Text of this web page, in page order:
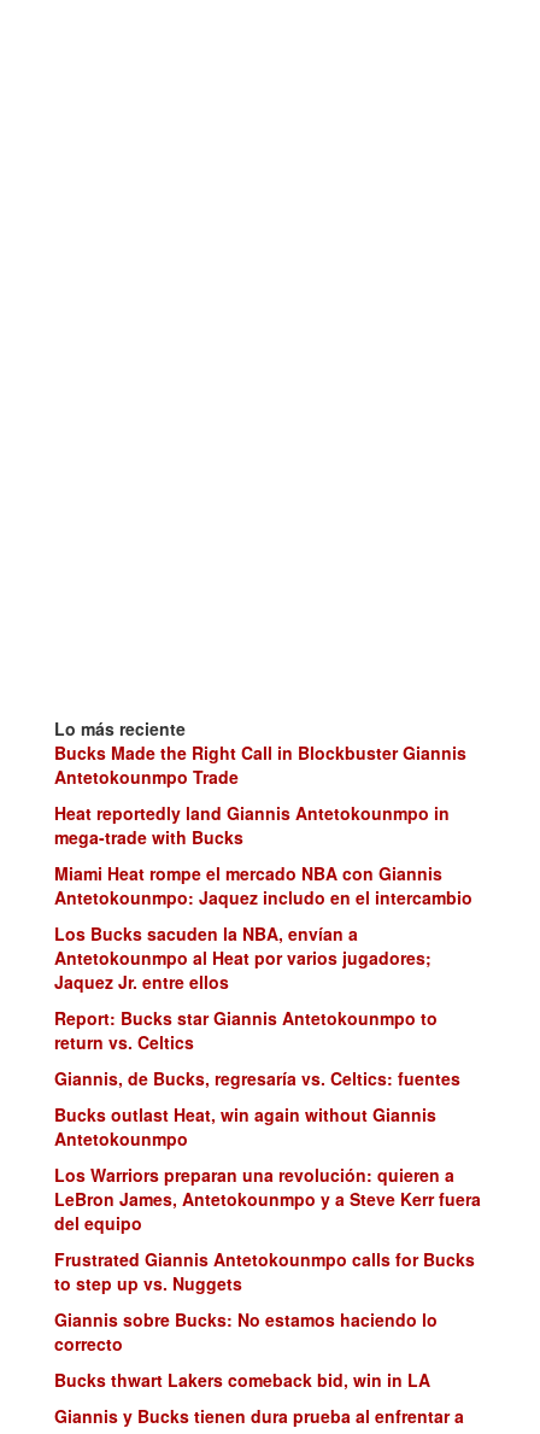
Lo más reciente
Bucks Made the Right Call in Blockbuster Giannis
Antetokounmpo Trade
Heat reportedly land Giannis Antetokounmpo in
mega-trade with Bucks
Miami Heat rompe el mercado NBA con Giannis
Antetokounmpo: Jaquez includo en el intercambio
Los Bucks sacuden la NBA, envían a
Antetokounmpo al Heat por varios jugadores;
Jaquez Jr. entre ellos
Report: Bucks star Giannis Antetokounmpo to
return vs. Celtics
Giannis, de Bucks, regresaría vs. Celtics: fuentes
Bucks outlast Heat, win again without Giannis
Antetokounmpo
Los Warriors preparan una revolución: quieren a
LeBron James, Antetokounmpo y a Steve Kerr fuera
del equipo
Frustrated Giannis Antetokounmpo calls for Bucks
to step up vs. Nuggets
Giannis sobre Bucks: No estamos haciendo lo
correcto
Bucks thwart Lakers comeback bid, win in LA
Giannis y Bucks tienen dura prueba al enfrentar a